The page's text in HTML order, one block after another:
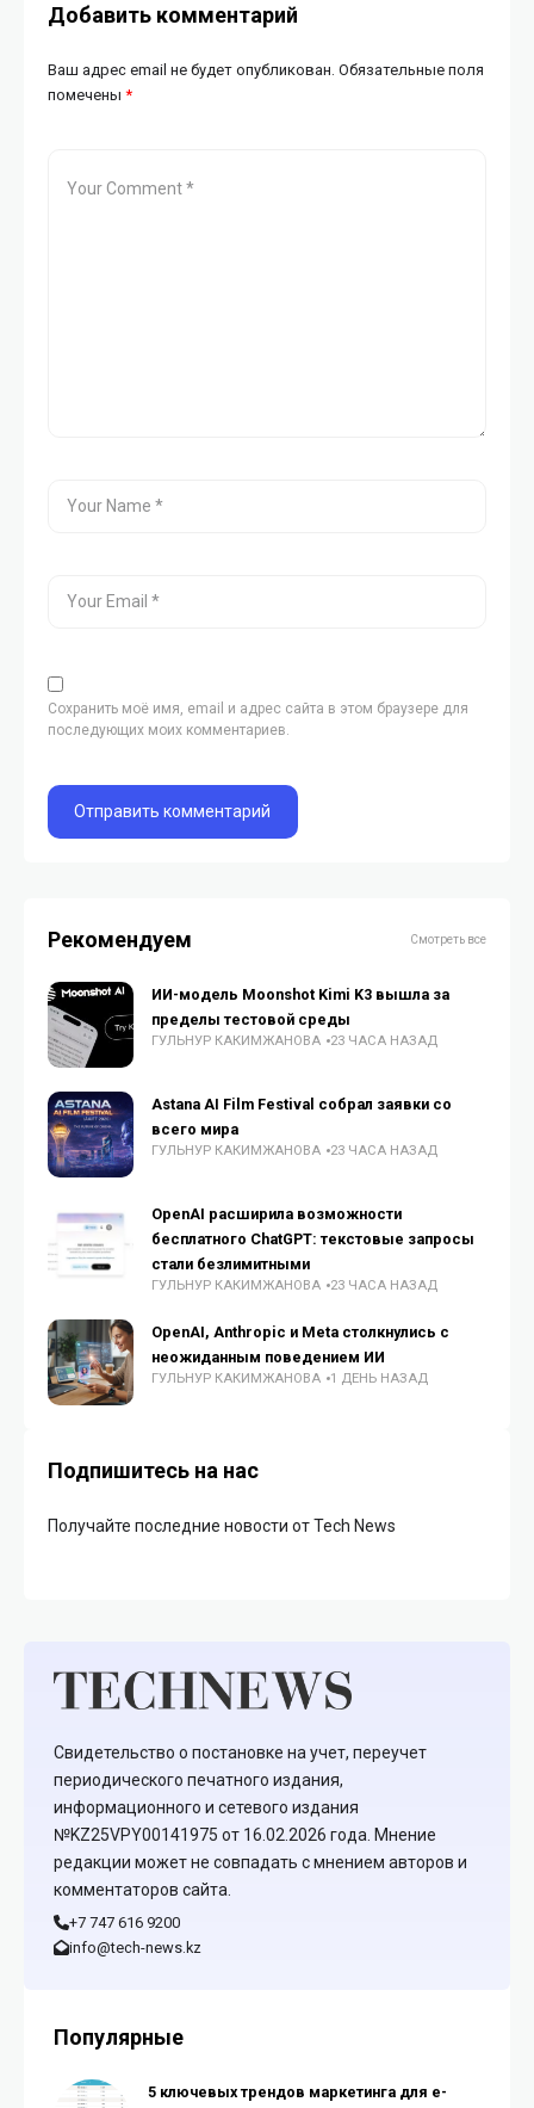
Добавить комментарий
Ваш адрес email не будет опубликован. Обязательные поля
помечены *
Сохранить моё имя, email и адрес сайта в этом браузере для
последующих моих комментариев.
Рекомендуем Смотреть все
ИИ-модель Moonshot Kimi K3 вышла за
пределы тестовой среды
ГУЛЬНУР КАКИМЖАНОВА 23 ЧАСА НАЗАД
Astana AI Film Festival собрал заявки со
всего мира
ГУЛЬНУР КАКИМЖАНОВА 23 ЧАСА НАЗАД
OpenAI расширила возможности
бесплатного ChatGPT: текстовые запросы
стали безлимитными
ГУЛЬНУР КАКИМЖАНОВА 23 ЧАСА НАЗАД
OpenAI, Anthropic и Meta столкнулись с
неожиданным поведением ИИ
ГУЛЬНУР КАКИМЖАНОВА 1 ДЕНЬ НАЗАД
Подпишитесь на нас
Получайте последние новости от Tech News
Свидетельство о постановке на учет, переучет
периодического печатного издания,
информационного и сетевого издания
№KZ25VPY00141975 от 16.02.2026 года. Мнение
редакции может не совпадать с мнением авторов и
комментаторов сайта.
+7 747 616 9200
info@tech-news.kz
Популярные
5 ключевых трендов маркетинга для e-